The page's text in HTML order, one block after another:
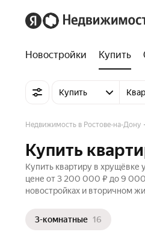
Новостройки Купить
Купить
Недвижимость в Ростове-на-Дону
Купить
Купить квартиру в хрущёвке
цене от 3 200 000 ₽ до 9
новостройках и вторичном
3-комнатные 16